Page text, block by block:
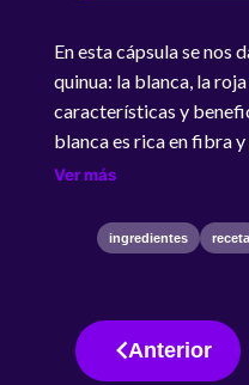
En esta cápsula se nos
quinua: la blanca, la
características y
blanca es rica en fibra
menos grasa que la
Ver más
ingredientes receta
Anterior